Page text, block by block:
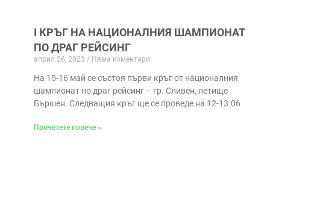
I КРЪГ НА НАЦИОНАЛНИЯ ШАМПИОНАТ
ПО ДРАГ РЕЙСИНГ
април 26, 2023 Няма коментари
На 15-16 май се състоя първи кръг от националния
шампионат по драг рейсинг – гр. Сливен, летище
Бършен. Следващия кръг ще се проведе на 12-13.06
Прочетете повече »